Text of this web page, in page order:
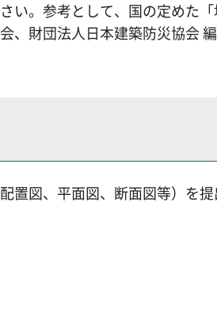
い。参考として、国の定めた
、財団法人日本建築防災協会
置図、平面図、断面図等）を